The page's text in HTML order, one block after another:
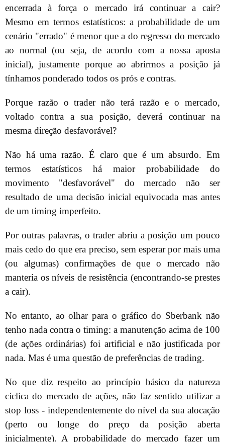
encerrada à força o mercado irá continuar a cair?
Mesmo em termos estatísticos: a probabilidade de um
cenário "errado" é menor que a do regresso do mercado
ao normal (ou seja, de acordo com a nossa aposta
inicial), justamente porque ao abrirmos a posição já
tínhamos ponderado todos os prós e contras.
Porque razão o trader não terá razão e o mercado,
voltado contra a sua posição, deverá continuar na
mesma direção desfavorável?
Não há uma razão. É claro que é um absurdo. Em
termos estatísticos há maior probabilidade do
movimento "desfavorável" do mercado não ser
resultado de uma decisão inicial equivocada mas antes
de um timing imperfeito.
Por outras palavras, o trader abriu a posição um pouco
mais cedo do que era preciso, sem esperar por mais uma
(ou algumas) confirmações de que o mercado não
manteria os níveis de resistência (encontrando-se prestes
a cair).
No entanto, ao olhar para o gráfico do Sberbank não
tenho nada contra o timing: a manutenção acima de 100
(de ações ordinárias) foi artificial e não justificada por
nada. Mas é uma questão de preferências de trading.
No que diz respeito ao princípio básico da natureza
cíclica do mercado de ações, não faz sentido utilizar a
stop loss - independentemente do nível da sua alocação
(perto ou longe do preço da posição aberta
inicialmente). A probabilidade do mercado fazer um